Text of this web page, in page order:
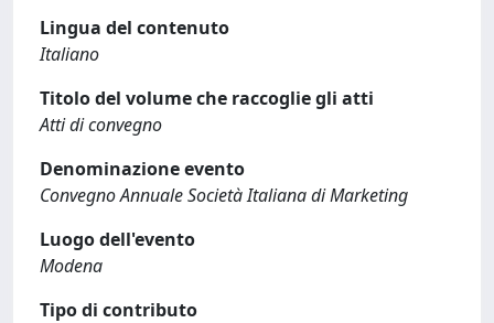
Lingua del contenuto
Italiano
Titolo del volume che raccoglie gli atti
Atti di convegno
Denominazione evento
Convegno Annuale Società Italiana di Marketing
Luogo dell'evento
Modena
Tipo di contributo